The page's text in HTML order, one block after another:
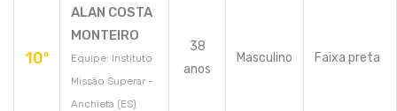
10º
ALAN COSTA
MONTEIRO
Equipe: Instituto
Missão Superar -
Anchieta (ES)
38
anos
Masculino Faixa preta